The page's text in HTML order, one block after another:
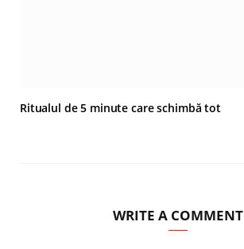
Ritualul de 5 minute care schimbă tot
WRITE A COMMENT